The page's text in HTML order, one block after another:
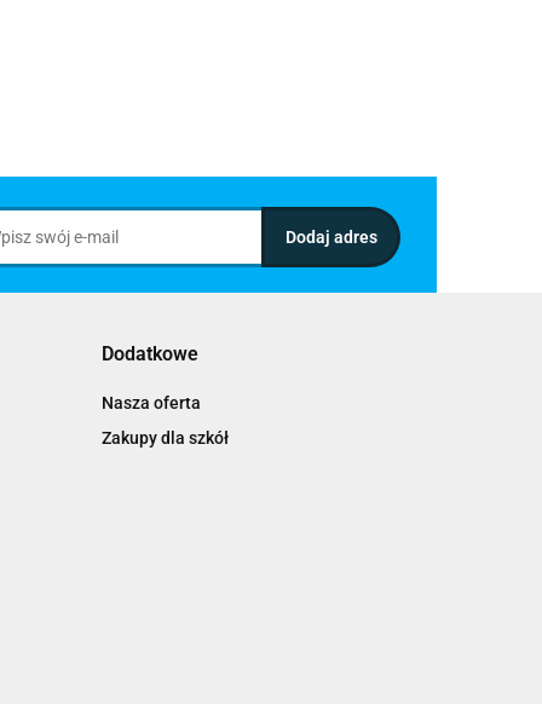
Dodatkowe
Nasza oferta
Zakupy dla szkół